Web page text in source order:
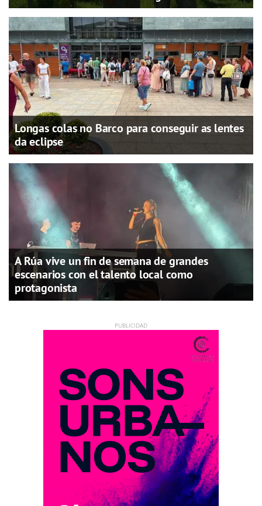
Longas colas no Barco para conseguir as lentes
da eclipse
A Rúa vive un fin de semana de grandes
escenarios con el talento local como
protagonista